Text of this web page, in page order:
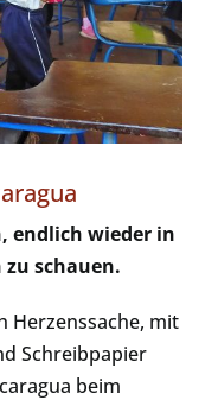
endlich wieder in
schauen.
Herzenssache, mit
Schreibpapier
beim